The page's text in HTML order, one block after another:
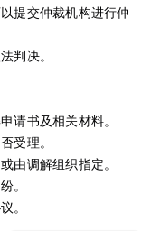
提交仲裁机构进行仲
判决。
请书及相关材料。
受理。
由调解组织指定。
。
。